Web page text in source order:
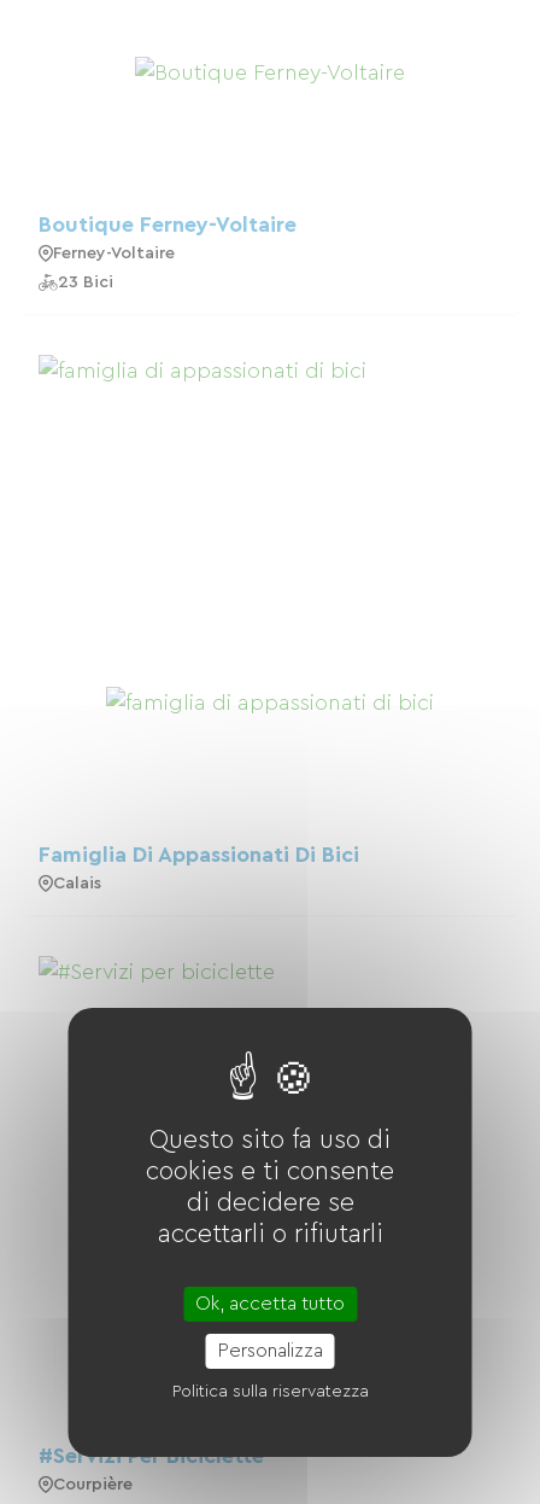
Boutique Ferney-Voltaire
Ferney-Voltaire
23 Bici
Famiglia Di Appassionati Di Bici
Calais
#Servizi Per Biciclette
Courpière
Questo sito fa uso di
cookies e ti consente
di decidere se
accettarli o rifiutarli
Ok, accetta tutto
Personalizza
Politica sulla riservatezza